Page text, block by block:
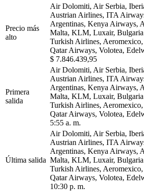
Precio más
alto
Air Dolomiti, Air Serbia,
Austrian Airlines, ITA
Argentinas, Kenya Airways,
Malta, KLM, Luxair,
Turkish Airlines,
Qatar Airways, Volotea,
$ 7.846.439,95
Primera
salida
Air Dolomiti, Air Serbia,
Austrian Airlines, ITA
Argentinas, Kenya Airways,
Malta, KLM, Luxair,
Turkish Airlines,
Qatar Airways, Volotea,
5:55 a. m.
Última salida
Air Dolomiti, Air Serbia,
Austrian Airlines, ITA
Argentinas, Kenya Airways,
Malta, KLM, Luxair,
Turkish Airlines,
Qatar Airways, Volotea,
10:30 p. m.